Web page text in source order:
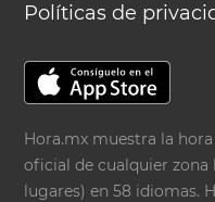
Políticas de
Hora.mx muestra la
oficial de cualquier
lugares) en 58 idiomas.